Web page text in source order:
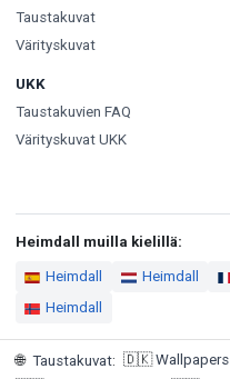
Taustakuvat
Värityskuvat
UKK
Taustakuvien FAQ
Värityskuvat UKK
Heimdall muilla kielillä:
Heimdall Heimdall
Heimdall
🌐 Taustakuvat: 🇩🇰 Wallpapers